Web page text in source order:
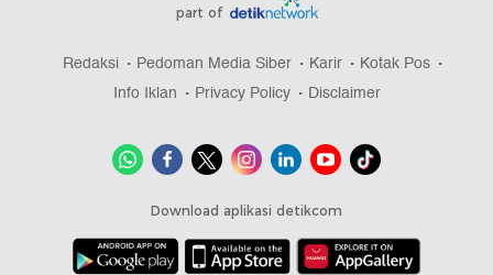
part of
Redaksi Pedoman Media Siber Karir
Kotak Pos
Info Iklan
Privacy Policy Disclaimer
Download aplikasi detikcom